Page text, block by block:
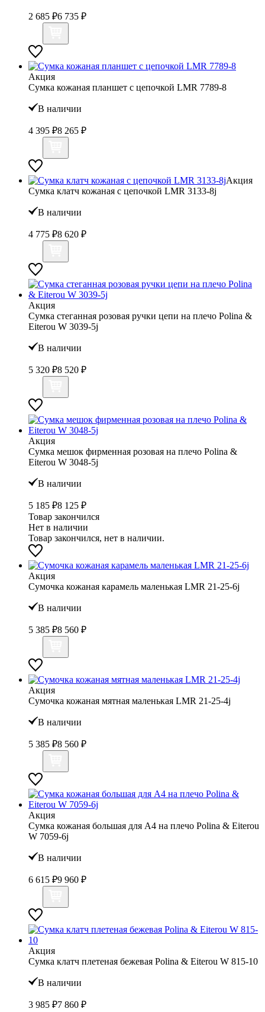
2 685 ₽6 735 ₽
Акция
Сумка кожаная планшет с цепочкой LMR 7789-8
В наличии
4 395 ₽8 265 ₽
Акция
Сумка клатч кожаная с цепочкой LMR 3133-8j
В наличии
4 775 ₽8 620 ₽
Акция
Сумка стеганная розовая ручки цепи на плечо Polina &
Eiterou W 3039-5j
В наличии
5 320 ₽8 520 ₽
Акция
Сумка мешок фирменная розовая на плечо Polina &
Eiterou W 3048-5j
В наличии
5 185 ₽8 125 ₽
Товар закончился
Нет в наличии
Товар закончился, нет в наличии.
Акция
Сумочка кожаная карамель маленькая LMR 21-25-6j
В наличии
5 385 ₽8 560 ₽
Акция
Сумочка кожаная мятная маленькая LMR 21-25-4j
В наличии
5 385 ₽8 560 ₽
Акция
Сумка кожаная большая для А4 на плечо Polina & Eiterou
W 7059-6j
В наличии
6 615 ₽9 960 ₽
Акция
Сумка клатч плетеная бежевая Polina & Eiterou W 815-10
В наличии
3 985 ₽7 860 ₽